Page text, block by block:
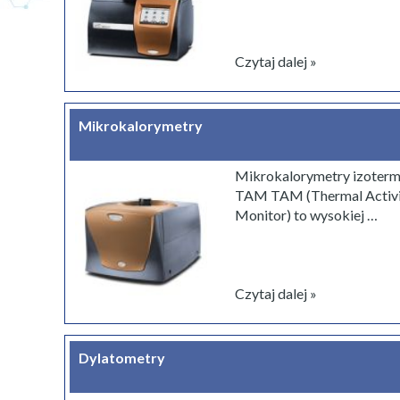
Sprzęt do przygotowania próbek
Wzbudniki drgań i systemy wibracyjne
Systemy do badań ogniowych
Testy fizykochemiczne
Laserowa szerografia NDT
Aparaty do badań na zwierzętach
Elektronika i AGD
Tworzywa sztuczne i kompozyty
Czytaj dalej »
Mikrokalorymetry
Mikrokalorymetry
TAM TAM (Thermal
Monitor) to wysokiej …
Czytaj dalej »
Dylatometry